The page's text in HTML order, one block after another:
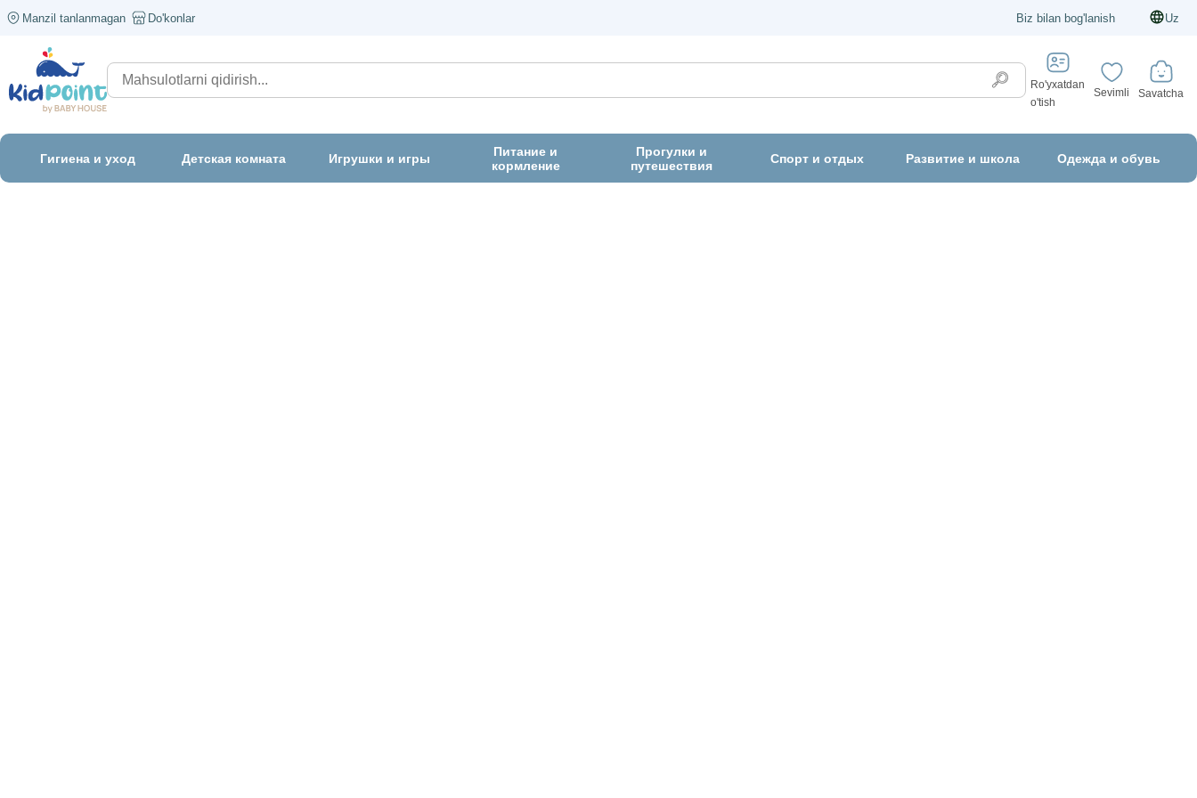
Manzil tanlanmagan Do'konlar Biz bilan bog'lanish Uz
Ro'yxatdan
o'tish
Sevimli Savatcha
Гигиена и уход Детская комната Игрушки и игры
Питание и
кормление
Прогулки и
путешествия
Спорт и отдых Развитие и школа Одежда и обувь